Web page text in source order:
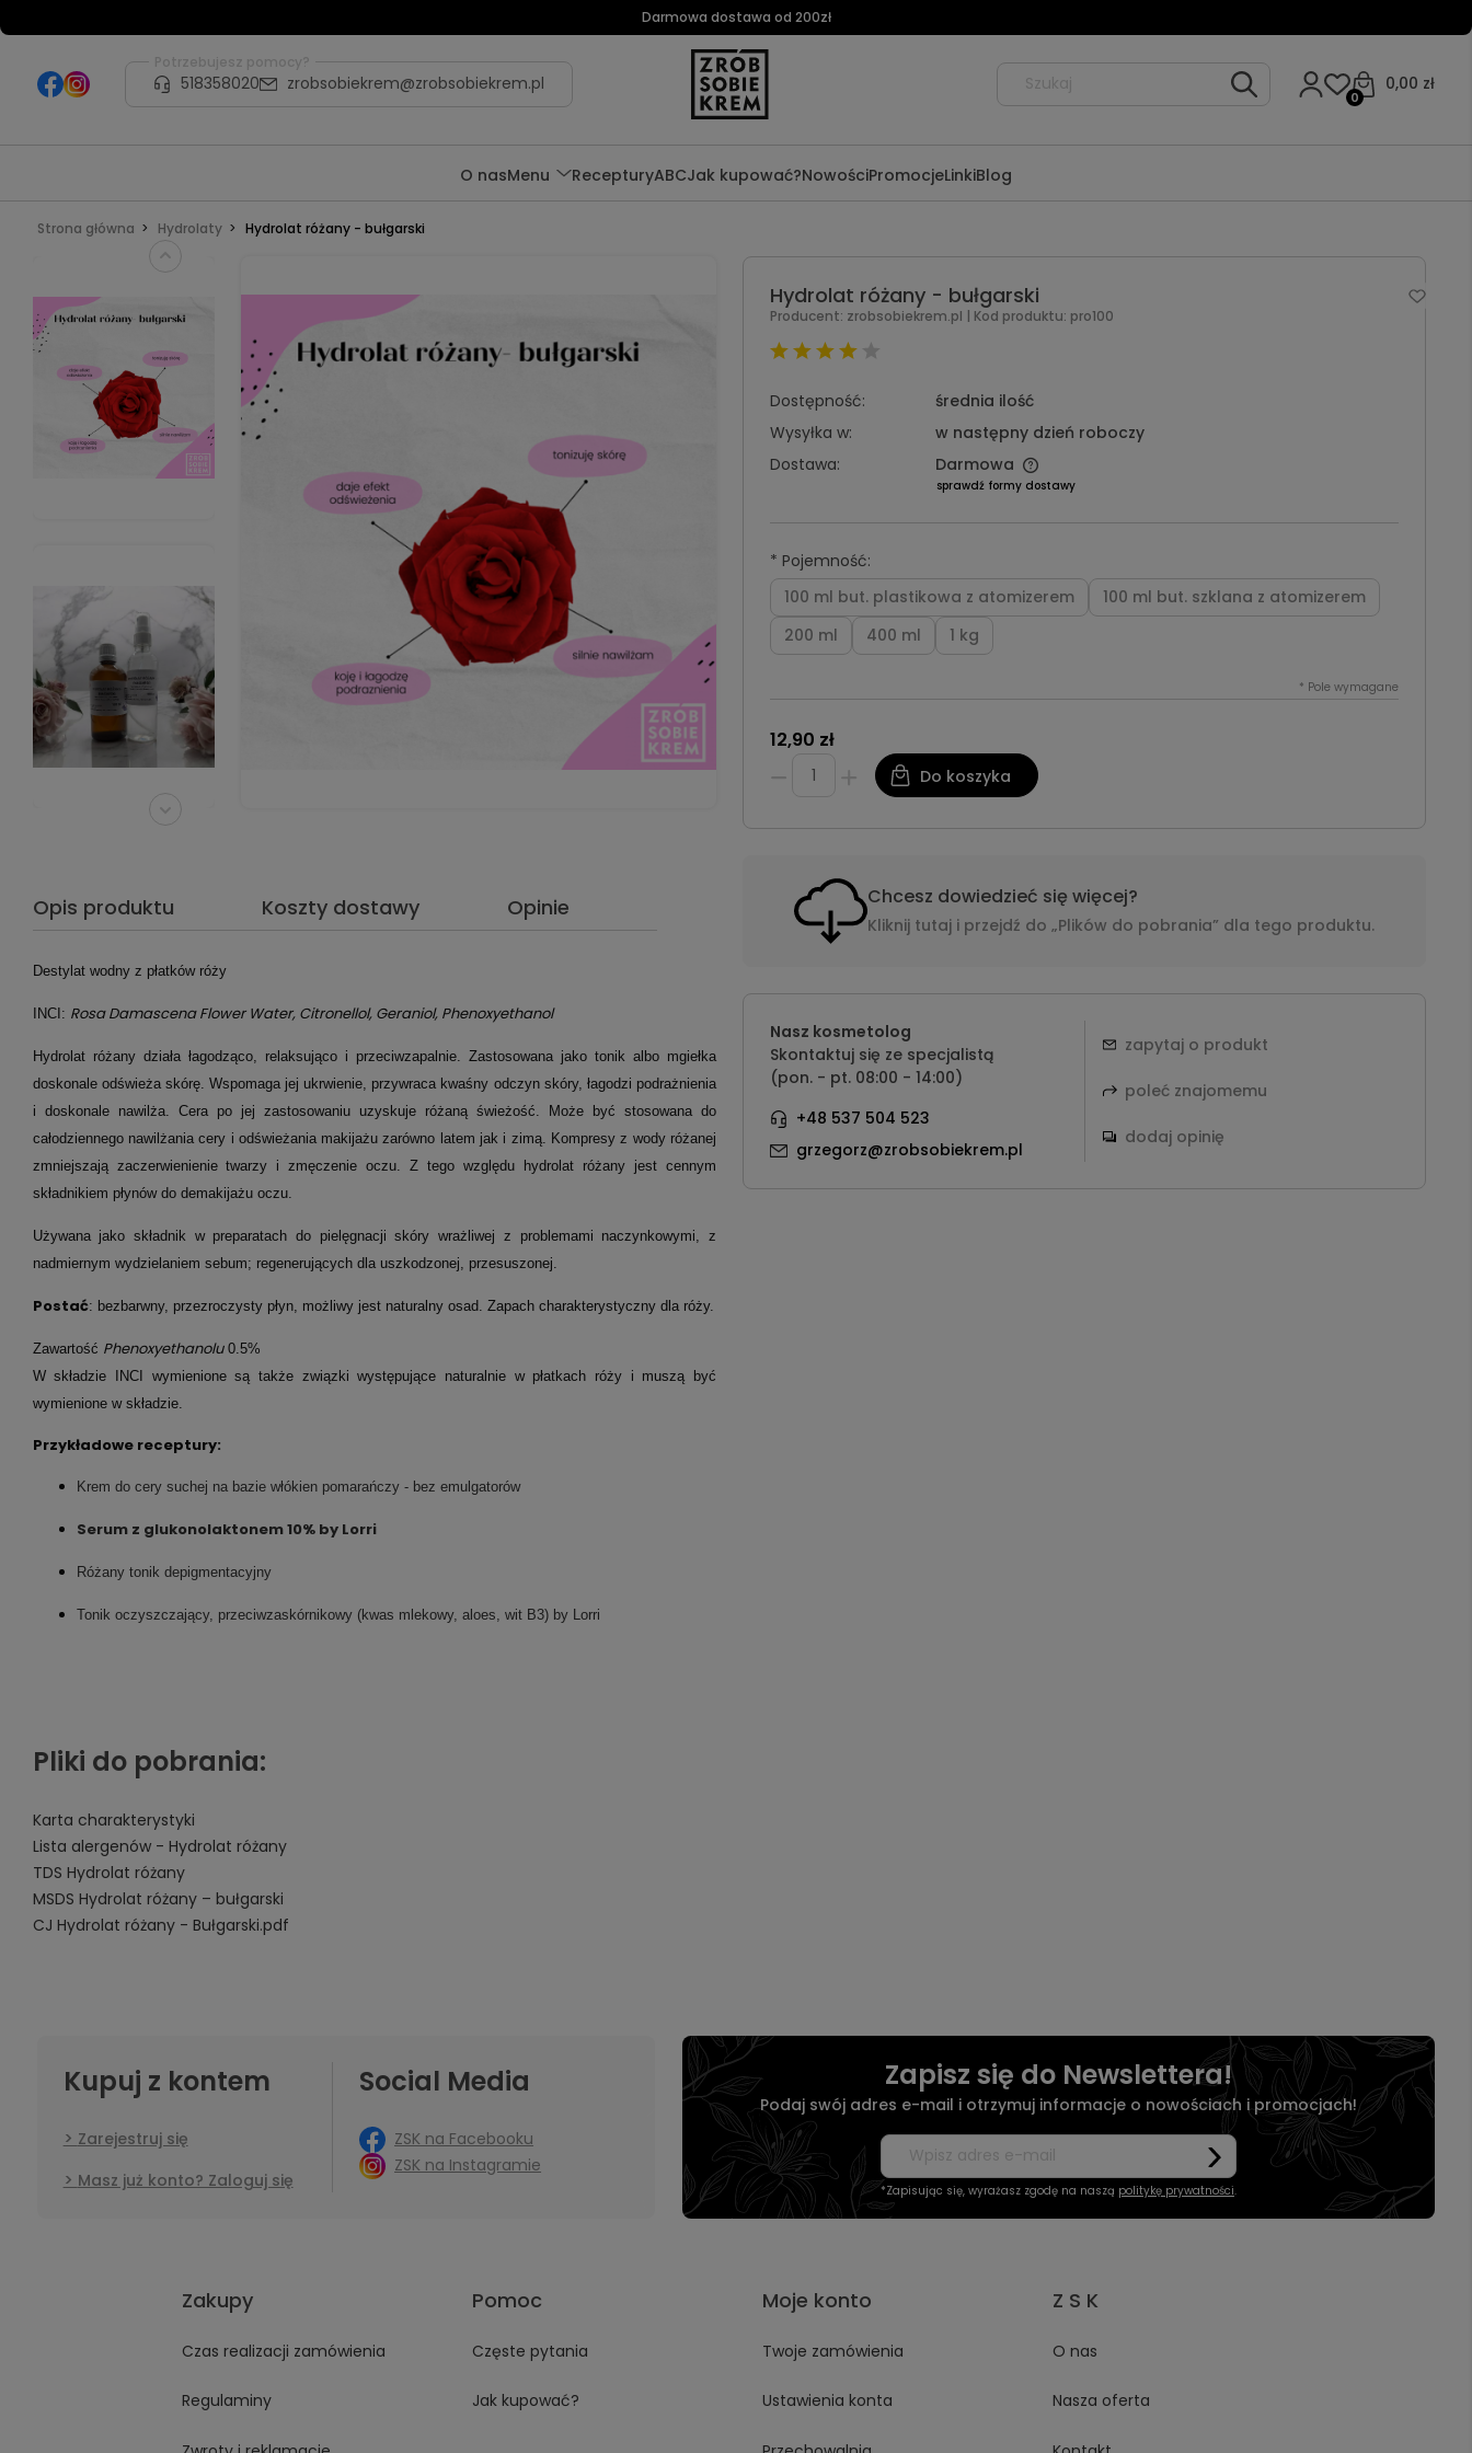
Darmowa dostawa od 200zł
Potrzebujesz pomocy?
518358020 zrobsobiekrem@zrobsobiekrem.pl 0,00 zł
0
O nasMenu RecepturyABCJak kupować?NowościPromocjeLinkiBlog
Strona główna Hydrolaty Hydrolat różany - bułgarski
Opis produktu Koszty dostawy Opinie
Destylat wodny z płatków róży
INCI: Rosa Damascena Flower Water, Citronellol, Geraniol, Phenoxyethanol
Hydrolat różany działa łagodząco, relaksująco i przeciwzapalnie. Zastosowana jako tonik albo mgiełka
doskonale odświeża skórę. Wspomaga jej ukrwienie, przywraca kwaśny odczyn skóry, łagodzi podrażnienia
i doskonale nawilża. Cera po jej zastosowaniu uzyskuje różaną świeżość. Może być stosowana do
całodziennego nawilżania cery i odświeżania makijażu zarówno latem jak i zimą. Kompresy z wody różanej
zmniejszają zaczerwienienie twarzy i zmęczenie oczu. Z tego względu hydrolat różany jest cennym
składnikiem płynów do demakijażu oczu.
Używana jako składnik w preparatach do pielęgnacji skóry wrażliwej z problemami naczynkowymi, z
nadmiernym wydzielaniem sebum; regenerujących dla uszkodzonej, przesuszonej.
Postać: bezbarwny, przezroczysty płyn, możliwy jest naturalny osad. Zapach charakterystyczny dla róży.
Zawartość Phenoxyethanolu0.5%
W składzie INCI wymienione są także związki występujące naturalnie w płatkach róży i muszą być
wymienione w składzie.
Przykładowe receptury:
Krem do cery suchej na bazie włókien pomarańczy - bez emulgatorów
Serum z glukonolaktonem 10% by Lorri
Różany tonik depigmentacyjny
Tonik oczyszczający, przeciwzaskórnikowy (kwas mlekowy, aloes, wit B3) by Lorri
Pliki do pobrania:
Karta charakterystyki
Lista alergenów - Hydrolat różany
TDS Hydrolat różany
MSDS Hydrolat różany – bułgarski
CJ Hydrolat różany - Bułgarski.pdf
Hydrolat różany - bułgarski
Producent: zrobsobiekrem.pl | Kod produktu: pro100
Dostępność:
średnia ilość
Wysyłka w:
w następny dzień roboczy
Dostawa:
Darmowa
sprawdź formy dostawy
* Pojemność:
100 ml but. plastikowa z atomizerem
100 ml but. szklana z atomizerem
200 ml
400 ml 1 kg
* Pole wymagane
12,90 zł
Do koszyka
Chcesz dowiedzieć się więcej?
Kliknij tutaj i przejdź do „Plików do pobrania” dla tego produktu.
Nasz kosmetolog
Skontaktuj się ze specjalistą
(pon. - pt. 08:00 - 14:00)
+48 537 504 523
grzegorz@zrobsobiekrem.pl
zapytaj o produkt
poleć znajomemu
dodaj opinię
Kupuj z kontem
Zarejestruj się
Masz już konto? Zaloguj się
Social Media
ZSK na Facebooku
ZSK na Instagramie
Zapisz się do Newslettera!
Podaj swój adres e-mail i otrzymuj informacje o nowościach i promocjach!
*Zapisując się, wyrażasz zgodę na naszą politykę prywatności.
Zakupy
Czas realizacji zamówienia
Regulaminy
Pomoc
Częste pytania
Jak kupować?
Moje konto
Twoje zamówienia
Ustawienia konta
Z S K
O nas
Nasza oferta